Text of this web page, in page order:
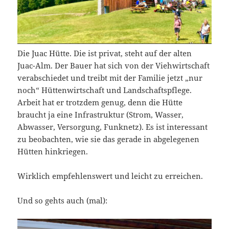
Die Juac Hütte. Die ist privat, steht auf der alten
Juac-Alm. Der Bauer hat sich von der Viehwirtschaft
verabschiedet und treibt mit der Familie jetzt „nur
noch“ Hüttenwirtschaft und Landschaftspflege.
Arbeit hat er trotzdem genug, denn die Hütte
braucht ja eine Infrastruktur (Strom, Wasser,
Abwasser, Versorgung, Funknetz). Es ist interessant
zu beobachten, wie sie das gerade in abgelegenen
Hütten hinkriegen.
Wirklich empfehlenswert und leicht zu erreichen.
Und so gehts auch (mal):